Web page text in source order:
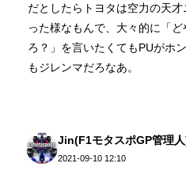
だとしたらトヨタは空力の天
った様なもんで、大々的に「
ろ？」を言いたくてもPUがホ
もジレンマだろなあ。
Jin(F1モタスポGP管理
2021-09-10 12:10